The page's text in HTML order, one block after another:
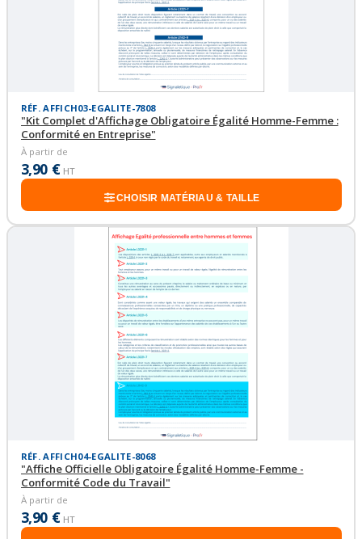
RÉF. AFFICH03-EGALITE-7808
"Kit Complet d'Affichage Obligatoire Égalité Homme-Femme :
Conformité en Entreprise"
À partir de
3,90 € HT
CHOISIR MATÉRIAU & TAILLE
RÉF. AFFICH04-EGALITE-8068
"Affiche Officielle Obligatoire Égalité Homme-Femme -
Conformité Code du Travail"
À partir de
3,90 € HT